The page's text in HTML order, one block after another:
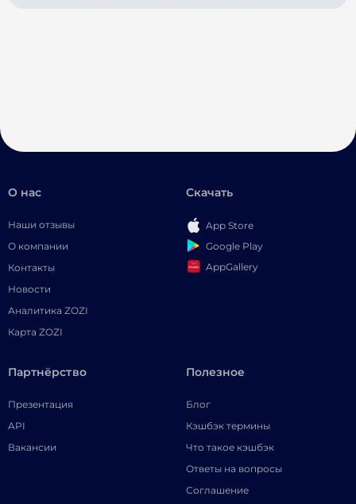
О нас
Наши отзывы
О компании
Контакты
Новости
Аналитика ZOZI
Карта ZOZI
Скачать
App Store
Google Play
AppGallery
Партнёрство
Презентация
API
Вакансии
Полезное
Блог
Кэшбэк термины
Что такое кэшбэк
Ответы на вопросы
Соглашение